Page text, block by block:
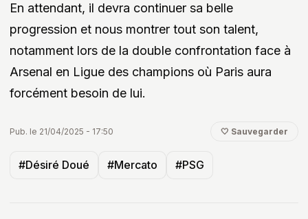
En attendant, il devra continuer sa belle
progression et nous montrer tout son talent,
notamment lors de la double confrontation face à
Arsenal en Ligue des champions où Paris aura
forcément besoin de lui.
Pub. le 21/04/2025 - 17:50 🤍 Sauvegarder
#Désiré Doué #Mercato #PSG